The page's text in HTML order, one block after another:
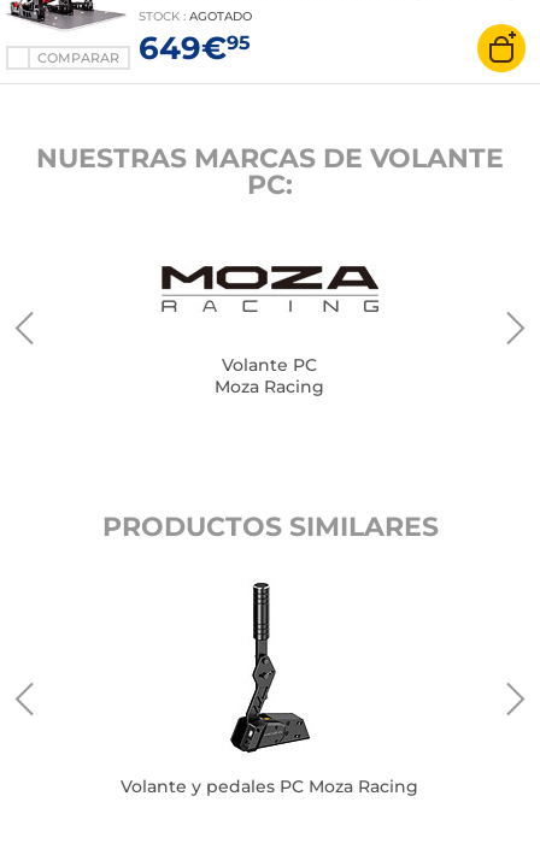
COMPARAR
STOCK : AGOTADO
649€95
NUESTRAS MARCAS DE VOLANTE
PC:
Volante PC
Moza Racing
PRODUCTOS SIMILARES
Volante y pedales PC Moza Racing